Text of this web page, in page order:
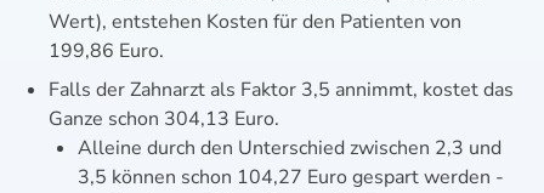
Wert), entstehen Kosten für den Patienten von
199,86 Euro.
Falls der Zahnarzt als Faktor 3,5 annimmt, kostet das
Ganze schon 304,13 Euro.
Alleine durch den Unterschied zwischen 2,3 und
3,5 können schon 104,27 Euro gespart werden -